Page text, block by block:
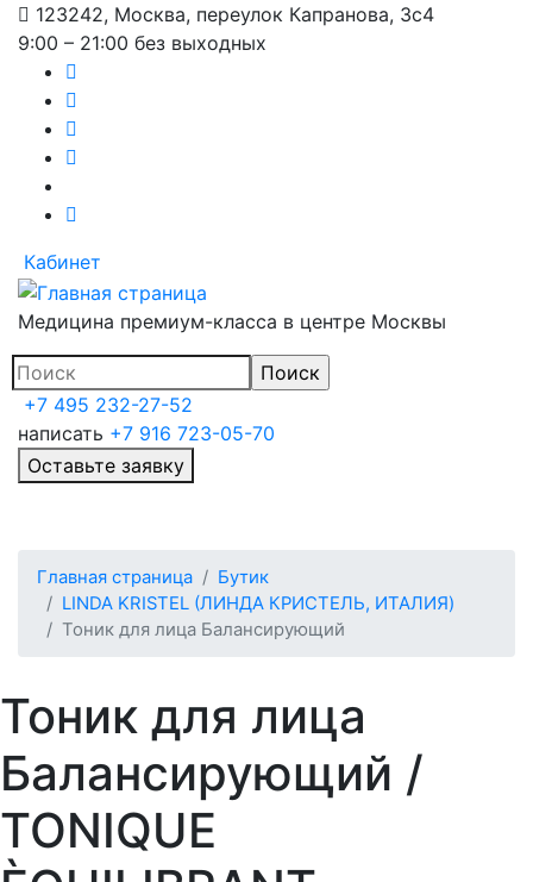
Перейти
123242, Москва, переулок Капранова, 3с4
9:00 – 21:00 без выходных
Кабинет
Медицина премиум-класса в центре Москвы
+7 495 232-27-52
написать +7 916 723-05-70
Оставьте заявку
Главная страница
Бутик
LINDA KRISTEL (ЛИНДА КРИСТЕЛЬ, ИТАЛИЯ)
Тоник для лица Балансирующий
Тоник для лица
Балансирующий /
TONIQUE